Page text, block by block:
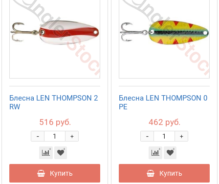
Блесна LEN THOMPSON 2
RW
516 руб.
+
-
Купить
Блесна LEN THOMPSON 0
PE
462 руб.
+
-
Купить